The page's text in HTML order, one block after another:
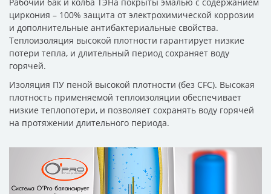
циркония – 100% защита от электрохимической коррозии
и дополнительные антибактериальные свойства.
Теплоизоляция высокой плотности гарантирует низкие
потери тепла, и длительный период сохраняет воду
горячей.
Изоляция ПУ пеной высокой плотности (без CFC). Высокая
плотность применяемой теплоизоляции обеспечивает
низкие теплопотери, и позволяет сохранять воду горячей
на протяжении длительного периода.